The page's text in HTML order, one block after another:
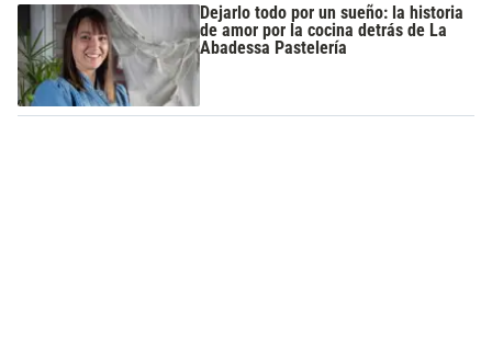
Dejarlo todo por un sueño: la historia
de amor por la cocina detrás de La
Abadessa Pastelería